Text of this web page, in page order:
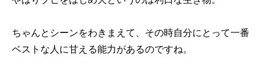
ちゃんとシーンをわきまえて、その時自分にとって一番
ベストな人に甘える能力があるのですね。